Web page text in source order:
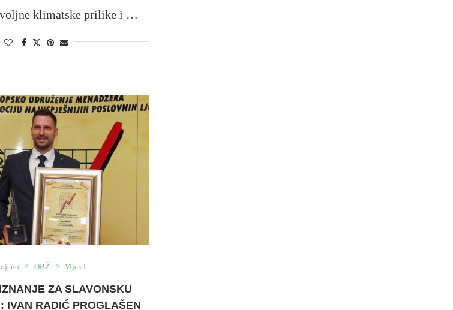
klimatske prilike i …
OBŽ Vijesti
ZA SLAVONSKU
IVAN RADIĆ PROGLAŠEN